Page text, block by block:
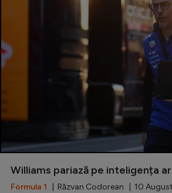
Premier League
LaLiga
Serie A
Bundesliga
Ligue 1
Campionate
Starurile fotbalului
Stranieri
Williams pariază pe inteligența
Formula 1 | Răzvan Codorean | 10